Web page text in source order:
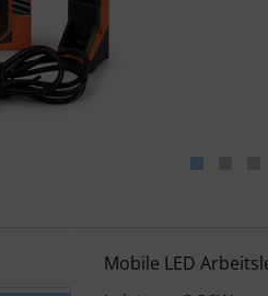
LEDINSPECT
Mobile LED